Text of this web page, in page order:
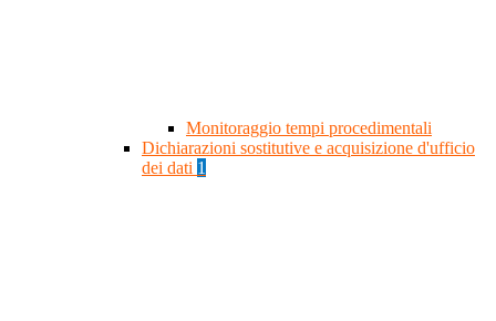
Monitoraggio tempi procedimentali
Dichiarazioni sostitutive e acquisizione d'ufficio
dei dati 1